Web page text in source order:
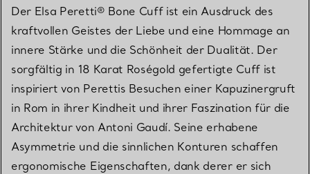
Der Elsa Peretti® Bone Cuff ist ein Ausdruck des
kraftvollen Geistes der Liebe und eine Hommage an
innere Stärke und die Schönheit der Dualität. Der
sorgfältig in 18 Karat Roségold gefertigte Cuff ist
inspiriert von Perettis Besuchen einer Kapuzinergruft
in Rom in ihrer Kindheit und ihrer Faszination für die
Architektur von Antoni Gaudí. Seine erhabene
Asymmetrie und die sinnlichen Konturen schaffen
ergonomische Eigenschaften, dank derer er sich